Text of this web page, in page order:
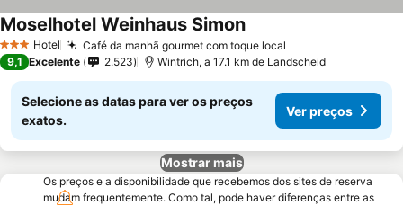
3 EstrelasHotel Café da manhã gourmet com toque local
Moselhotel Weinhaus Simon
9,1 Excelente 2.523 Wintrich, a 17.1 km de Landscheid
Selecione as datas para ver os preços
exatos.
Ver preços
Mostrar mais
Os preços e a disponibilidade que recebemos dos sites de reserva
mudam frequentemente. Como tal, pode haver diferenças entre as